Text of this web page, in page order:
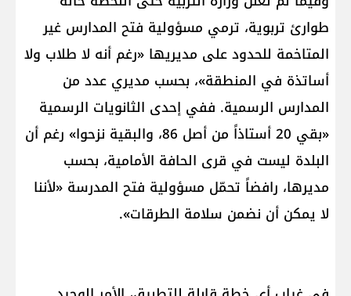
طوارئ تربوية، ترمي مسؤولية فتح المدارس غير
المتاخمة للحدود على مديريها «رغم أنه لا طلاب ولا
أساتذة في المنطقة»، بحسب مديري عدد من
المدارس الرسمية. ففي إحدى الثانويات الرسمية
«بقي 20 أستاذاً من أصل 86، والبقية نزحوا» رغم أن
البلدة ليست في قرى الحافة الأمامية، بحسب
مديرها، رافضاً تحمّل مسؤولية فتح المدرسة «لأننا
لا يمكن أن نضمن سلامة الطرقات».